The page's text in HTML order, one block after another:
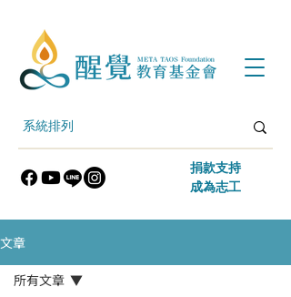
​捐款支持
​成為志工
文章
所有文章